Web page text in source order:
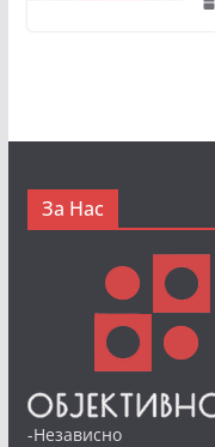
За Нас
-Независно